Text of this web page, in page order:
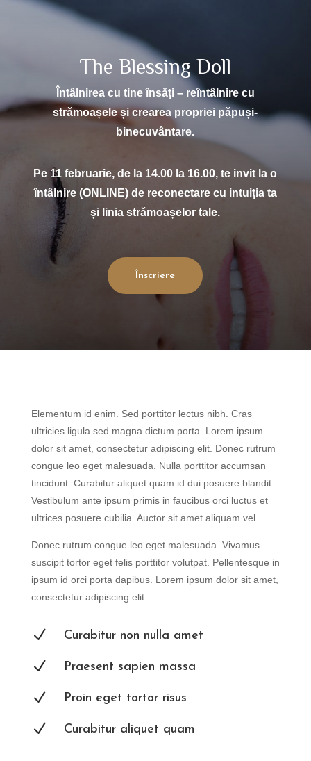
The Blessing Doll
Întâlnirea cu tine însăți – reîntâlnire cu
strămoașele și crearea propriei păpuși-
binecuvântare.
Pe 11 februarie, de la 14.00 la 16.00, te invit la o
întâlnire (ONLINE) de reconectare cu intuiția ta
și linia strămoașelor tale.
Înscriere
Elementum id enim. Sed porttitor lectus nibh. Cras
ultricies ligula sed magna dictum porta. Lorem ipsum
dolor sit amet, consectetur adipiscing elit. Donec rutrum
congue leo eget malesuada. Nulla porttitor accumsan
tincidunt. Curabitur aliquet quam id dui posuere blandit.
Vestibulum ante ipsum primis in faucibus orci luctus et
ultrices posuere cubilia. Auctor sit amet aliquam vel.
Donec rutrum congue leo eget malesuada. Vivamus
suscipit tortor eget felis porttitor volutpat. Pellentesque in
ipsum id orci porta dapibus. Lorem ipsum dolor sit amet,
consectetur adipiscing elit.
N Curabitur non nulla amet
N Praesent sapien massa
N Proin eget tortor risus
N Curabitur aliquet quam